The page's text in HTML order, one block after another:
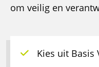
om veilig en
Kies uit Basis